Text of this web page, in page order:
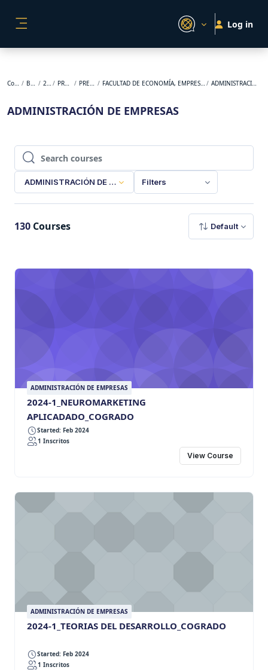
Log in
Courses BACKUP 2024-1 PREGRADO PRESENCIAL FACULTAD DE ECONOMÍA, EMPRESA Y DESARROLLO SOSTENIBLE ADMINISTRACIÓN DE EMPRESAS
ADMINISTRACIÓN DE EMPRESAS
Search courses
Search courses
ADMINISTRACIÓN DE EMPRESASFilters
130 Courses Default
ADMINISTRACIÓN DE EMPRESAS
2024-1_NEUROMARKETING
APLICADADO_COGRADO
Started: Feb 2024
1 Inscritos
View Course
ADMINISTRACIÓN DE EMPRESAS
2024-1_TEORIAS DEL DESARROLLO_COGRADO
Started: Feb 2024
1 Inscritos